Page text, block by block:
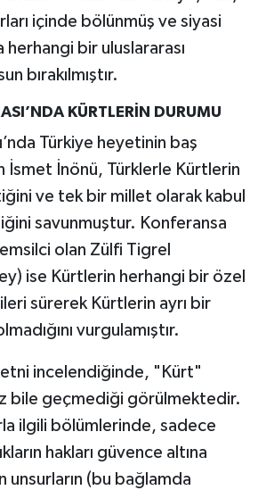
içinde bölünmüş ve siyasi
herhangi bir uluslararası
bırakılmıştır.
KÜRTLERİN DURUMU
Türkiye heyetinin baş
İsmet İnönü, Türklerle Kürtlerin
ve tek bir millet olarak kabul
savunmuştur. Konferansa
olan Zülfi Tigrel
ise Kürtlerin herhangi bir özel
ileri sürerek Kürtlerin ayrı bir
vurgulamıştır.
incelendiğinde, "Kürt"
bile geçmediği görülmektedir.
ilgili bölümlerinde, sadece
hakları güvence altına
unsurların (bu bağlamda